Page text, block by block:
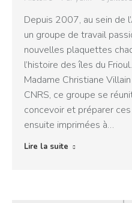
Depuis 2007, au sein de
un groupe de travail
nouvelles plaquettes
l’histoire des îles du
Madame Christiane
CNRS, ce groupe se
concevoir et préparer
ensuite imprimées à…
Lire la suite